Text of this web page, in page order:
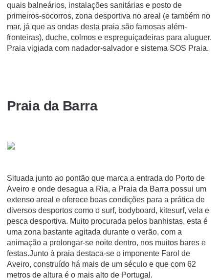
quais balneários, instalações sanitárias e posto de
primeiros-socorros, zona desportiva no areal (e também no
mar, já que as ondas desta praia são famosas além-
fronteiras), duche, colmos e espreguiçadeiras para aluguer.
Praia vigiada com nadador-salvador e sistema SOS Praia.
Praia da Barra
Situada junto ao pontão que marca a entrada do Porto de
Aveiro e onde desagua a Ria, a Praia da Barra possui um
extenso areal e oferece boas condições para a prática de
diversos desportos como o surf, bodyboard, kitesurf, vela e
pesca desportiva. Muito procurada pelos banhistas, esta é
uma zona bastante agitada durante o verão, com a
animação a prolongar-se noite dentro, nos muitos bares e
festas.Junto à praia destaca-se o imponente Farol de
Aveiro, construído há mais de um século e que com 62
metros de altura é o mais alto de Portugal.